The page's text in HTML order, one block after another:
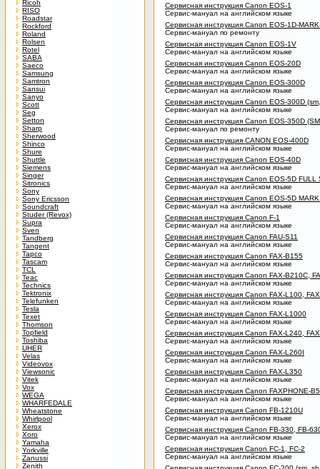
Ricoh
RISO
Roadstar
Rockford
Roland
Rolsen
Rotel
SABA
Saeco
Samsung
Samtron
Sansui
Sanyo
Scott
Seg
Setton
Sharp
Sherwood
Shinco
Shure
Shuttle
Siemens
Singer
Sitronics
Sony
Sony Ericsson
Soundcraft
Studer (Revox)
Supra
Sven
Tandberg
Tangent
Tapco
Tascam
TCL
Teac
Technics
Tektronix
Telefunken
Tesla
Texet
Thomson
Topfield
Toshiba
UHER
Velas
Videovox
Viewsonic
Vitek
Vox
WEGA
WHARFEDALE
Wheatstone
Whirlpool
Xerox
Xoro
Yamaha
Yorkville
Zanussi
Zenith
Сервисная инструкция Canon EOS-1
Сервис-мануал на английском языке
Сервисная инструкция Canon EOS-1D-
Сервис-мануал по ремонту
Сервисная инструкция Canon EOS-1V
Сервис-мануал на английском языке
Сервисная инструкция Canon EOS-20D
Сервис-мануал на английском языке
Сервисная инструкция Canon EOS-300D
Сервис-мануал на английском языке
Сервисная инструкция Canon EOS-300D
Сервис-мануал на английском языке
Сервисная инструкция Canon EOS-350D
Сервис-мануал по ремонту
Сервисная инструкция CANON EOS-400D
Сервис-мануал на английском языке
Сервисная инструкция Canon EOS-40D
Сервис-мануал на английском языке
Сервисная инструкция Canon EOS-5D FULL
Сервис-мануал на английском языке
Сервисная инструкция Canon EOS-5D
Сервис-мануал на английском языке
Сервисная инструкция Canon F-1
Сервис-мануал на английском языке
Сервисная инструкция Canon FAU-S11
Сервис-мануал на английском языке
Сервисная инструкция Canon FAX-B155
Сервис-мануал на английском языке
Сервисная инструкция Canon FAX-B210C,
Сервис-мануал на английском языке
Сервисная инструкция Canon FAX-L100,
Сервис-мануал на английском языке
Сервисная инструкция Canon FAX-L1000
Сервис-мануал на английском языке
Сервисная инструкция Canon FAX-L240,
Сервис-мануал на английском языке
Сервисная инструкция Canon FAX-L260I
Сервис-мануал на английском языке
Сервисная инструкция Canon FAX-L350
Сервис-мануал на английском языке
Сервисная инструкция Canon FAXPHONE-
Сервис-мануал на английском языке
Сервисная инструкция Canon FB-1210U
Сервис-мануал на английском языке
Сервисная инструкция Canon FB-330, FB-
Сервис-мануал на английском языке
Сервисная инструкция Canon FC-1, FC-2
Сервис-мануал на английском языке